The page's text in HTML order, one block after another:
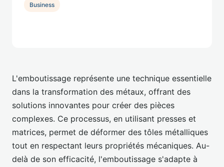
L'emboutissage représente une technique essentielle
dans la transformation des métaux, offrant des
solutions innovantes pour créer des pièces
complexes. Ce processus, en utilisant presses et
matrices, permet de déformer des tôles métalliques
tout en respectant leurs propriétés mécaniques. Au-
delà de son efficacité, l'emboutissage s'adapte à
Business